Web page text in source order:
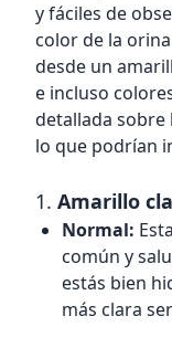
y fáciles de
color de la
desde un
e incluso
detallada sobre
lo que podrían
1. Amarillo
Normal:
común y
estás bien
más clara